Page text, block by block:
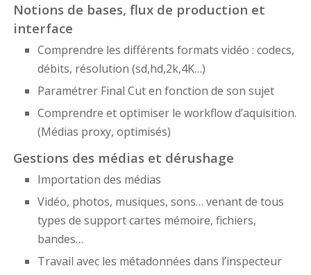
Notions de bases, flux de production et
interface
Comprendre les différents formats vidéo : codecs,
débits, résolution (sd,hd,2k,4K…)
Paramétrer Final Cut en fonction de son sujet
Comprendre et optimiser le workflow d’aquisition.
(Médias proxy, optimisés)
Gestions des médias et dérushage
Importation des médias
Vidéo, photos, musiques, sons… venant de tous
types de support cartes mémoire, fichiers,
bandes…
Travail avec les métadonnées dans l’inspecteur